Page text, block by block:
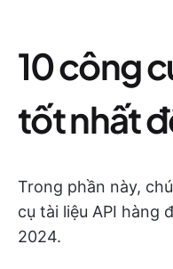
10 công
tốt nhất
Trong phần này,
cụ tài liệu API hàng
2024.